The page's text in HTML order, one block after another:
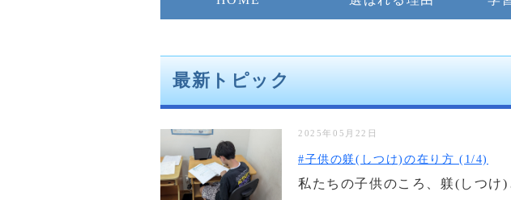
最新トピック
2025年05月22日
#子供の躾(しつけ)の在り方 (1/4)
私たちの子供のころ、躾(しつけ